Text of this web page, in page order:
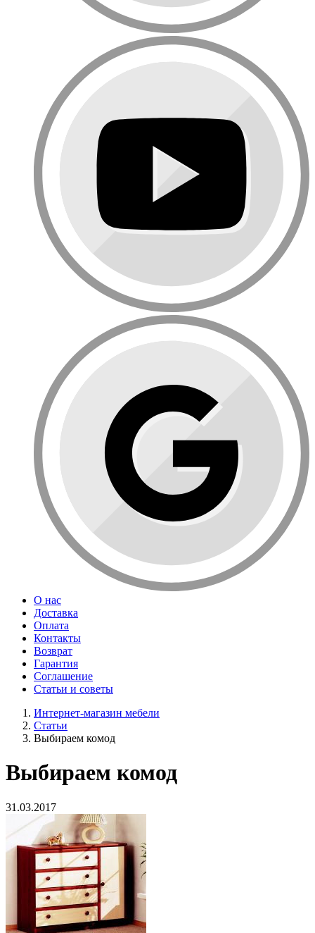
О нас
Доставка
Оплата
Контакты
Возврат
Гарантия
Соглашение
Статьи и советы
Интернет-магазин мебели
Статьи
Выбираем комод
Выбираем комод
31.03.2017